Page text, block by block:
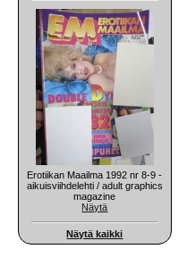
Erotiikan Maailma 1992 nr 8-9 -
aikuisviihdelehti / adult graphics
magazine
Näytä
Näytä kaikki